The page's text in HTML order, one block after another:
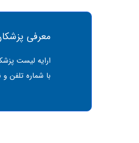
معرفی
ارایه لیست
با شماره تلفن